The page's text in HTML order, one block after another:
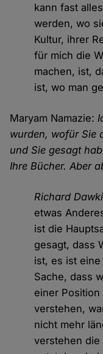
kann fast
werden, wo
Kultur, ihrer
für mich die
machen, ist,
ist, wo man
Maryam Namazie:
wurden, wofür Sie
und Sie gesagt
Ihre Bücher. Aber
Richard
etwas
ist die
gesagt, dass
ist, es ist
Sache, dass
einer
verstehen,
nicht mehr
verstehen die